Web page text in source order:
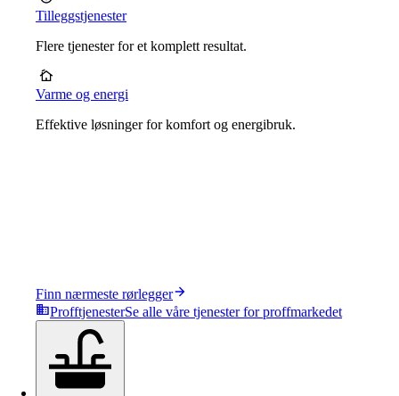
Tilleggstjenester
Flere tjenester for et komplett resultat.
Varme og energi
Effektive løsninger for komfort og energibruk.
Finn nærmeste rørlegger
ProfftjenesterSe alle våre tjenester for proffmarkedet